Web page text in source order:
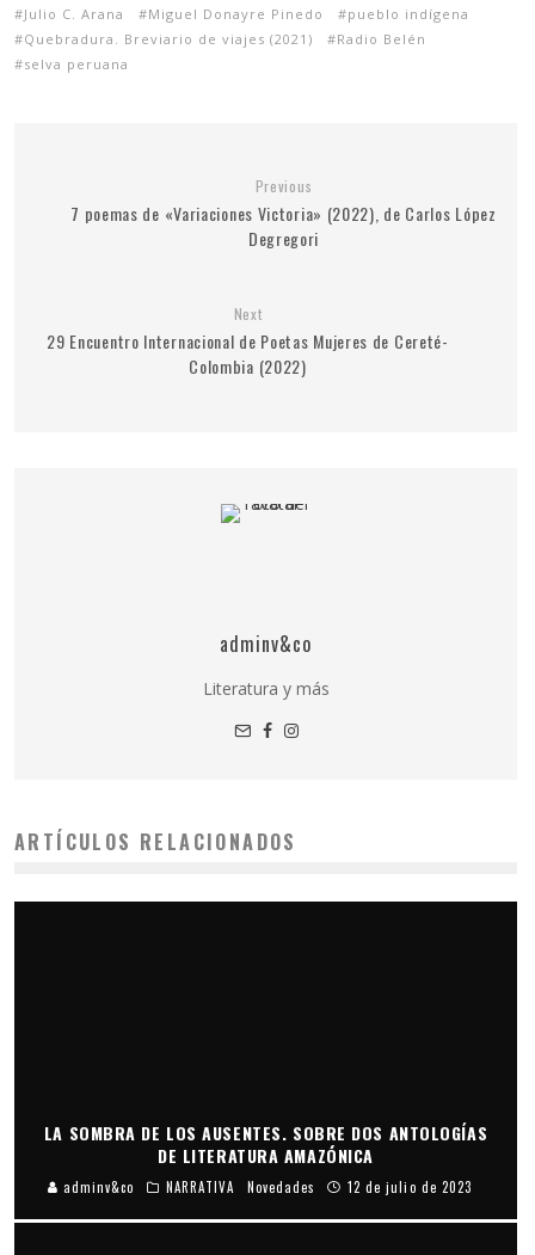
Julio C. Arana
Miguel Donayre Pinedo
pueblo indígena
Quebradura. Breviario de viajes (2021)
Radio Belén
selva peruana
Previous
7 poemas de «Variaciones Victoria» (2022), de Carlos López
Degregori
Next
29 Encuentro Internacional de Poetas Mujeres de Cereté-
Colombia (2022)
adminv&co
Literatura y más
ARTÍCULOS RELACIONADOS
LA SOMBRA DE LOS AUSENTES. SOBRE DOS ANTOLOGÍAS
DE LITERATURA AMAZÓNICA
adminv&co NARRATIVA Novedades 12 de julio de 2023